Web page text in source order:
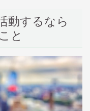
動するなら
と